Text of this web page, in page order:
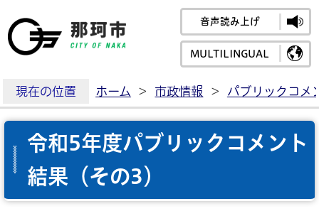
那珂市公式ホームペ
音声読み上げ
MULTILINGUAL
現在の位置 ホーム > 市政情報 > パブリックコメ
令和5年度パブリックコメント
結果（その3）